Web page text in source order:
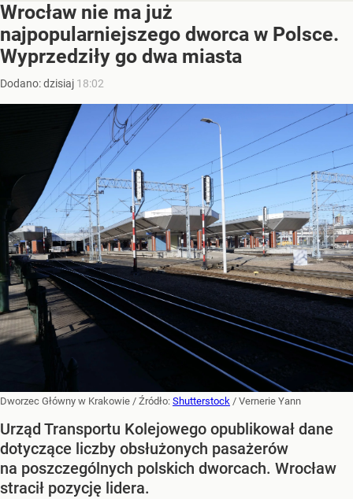
Wrocław nie ma już
najpopularniejszego dworca w Polsce.
Wyprzedziły go dwa miasta
Dodano:dzisiaj 18:02
Dworzec Główny w Krakowie / Źródło: Shutterstock / Vernerie Yann
Urząd Transportu Kolejowego opublikował dane
dotyczące liczby obsłużonych pasażerów
na poszczególnych polskich dworcach. Wrocław
stracił pozycję lidera.